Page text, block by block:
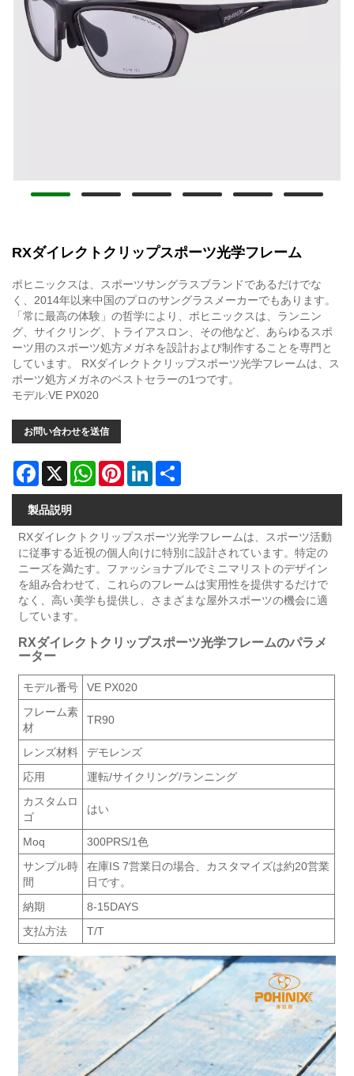
RXダイレクトクリップスポーツ光学フレーム
ポヒニックスは、スポーツサングラスブランドであるだけでな
く、2014年以来中国のプロのサングラスメーカーでもあります。
「常に最高の体験」の哲学により、ポヒニックスは、ランニン
グ、サイクリング、トライアスロン、その他など、あらゆるスポ
ーツ用のスポーツ処方メガネを設計および制作することを専門と
しています。 RXダイレクトクリップスポーツ光学フレームは、ス
ポーツ処方メガネのベストセラーの1つです。
モデル:VE PX020
お問い合わせを送信
Facebook
X WhatsAppPinterestLinkedIn
製品説明
RXダイレクトクリップスポーツ光学フレームは、スポーツ活動
に従事する近視の個人向けに特別に設計されています。特定の
ニーズを満たす。ファッショナブルでミニマリストのデザイン
を組み合わせて、これらのフレームは実用性を提供するだけで
なく、高い美学も提供し、さまざまな屋外スポーツの機会に適
しています。
RXダイレクトクリップスポーツ光学フレームのパラメ
ーター
モデル番号
VE PX020
フレーム素
材
TR90
レンズ材料
デモレンズ
応用
運転/サイクリング/ランニング
カスタムロ
ゴ
はい
Moq
300PRS/1色
サンプル時
間
在庫IS 7営業日の場合、カスタマイズは約20営業
日です。
納期
8-15DAYS
支払方法
T/T